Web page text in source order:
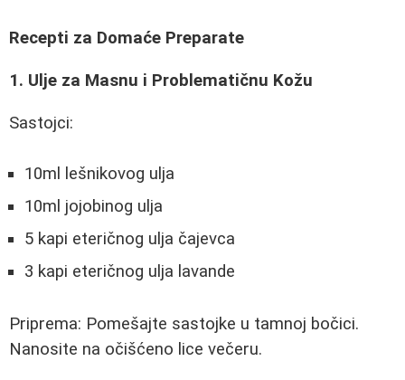
Recepti za Domaće Preparate
1. Ulje za Masnu i Problematičnu Kožu
Sastojci:
10ml lešnikovog ulja
10ml jojobinog ulja
5 kapi eteričnog ulja čajevca
3 kapi eteričnog ulja lavande
Priprema: Pomešajte sastojke u tamnoj bočici.
Nanosite na očišćeno lice večeru.